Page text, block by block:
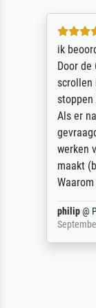
ik
Door
scrollen
stoppen
Als er
werken
maakt
philip@